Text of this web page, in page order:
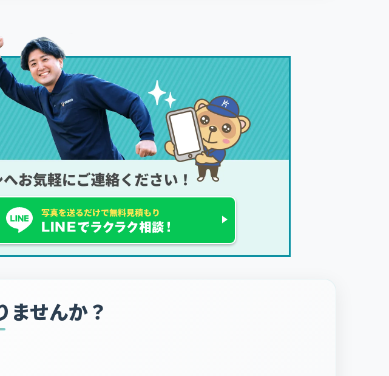
ませんか？